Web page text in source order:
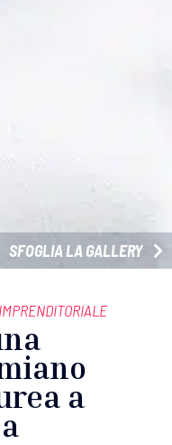
SFOGLIA LA GALLERY
a